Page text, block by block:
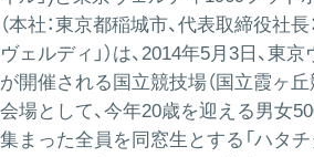
（本社：東京都稲城市、代表取締役社長
ヴェルディ」）は、2014年5月3日、東
が開催される国立競技場（国立霞ヶ丘
会場として、今年20歳を迎える男女
集まった全員を同窓生とする「ハタ